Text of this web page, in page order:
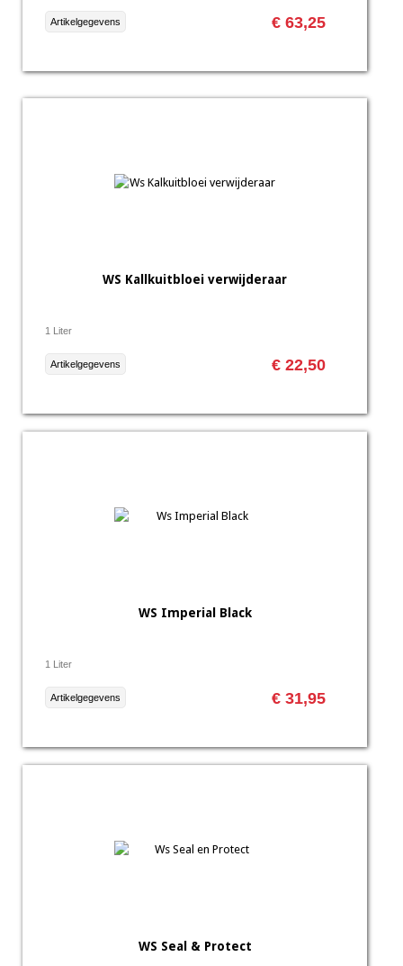
€ 63,25
Artikelgegevens
WS Kallkuitbloei verwijderaar
1 Liter
€ 22,50
Artikelgegevens
WS Imperial Black
1 Liter
€ 31,95
Artikelgegevens
WS Seal & Protect